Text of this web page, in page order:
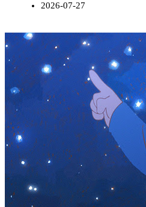
2026-07-27